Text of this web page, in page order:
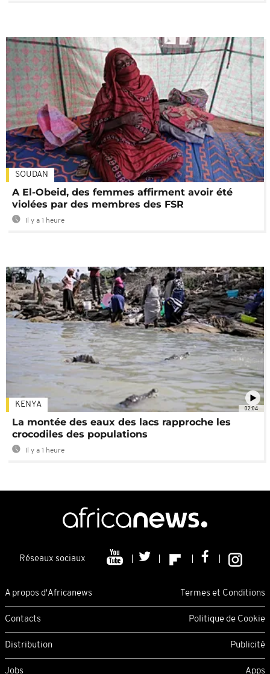
SOUDAN
A El-Obeid, des femmes affirment avoir été
violées par des membres des FSR
Il y a 1 heure
02:04
KENYA
La montée des eaux des lacs rapproche les
crocodiles des populations
Il y a 1 heure
Réseaux sociaux
A propos d'Africanews Termes et Conditions
Contacts Politique de Cookie
Distribution Publicité
Jobs Apps